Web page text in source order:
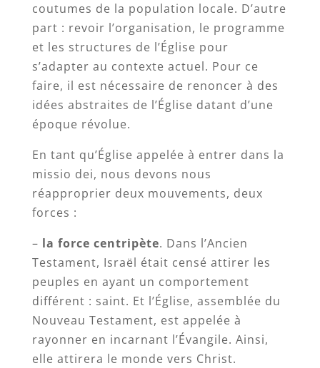
coutumes de la population locale. D’autre
part : revoir l’organisation, le programme
et les structures de l’Église pour
s’adapter au contexte actuel. Pour ce
faire, il est nécessaire de renoncer à des
idées abstraites de l’Église datant d’une
époque révolue.
En tant qu’Église appelée à entrer dans la
missio dei, nous devons nous
réapproprier deux mouvements, deux
forces :
– la force centripète. Dans l’Ancien
Testament, Israël était censé attirer les
peuples en ayant un comportement
différent : saint. Et l’Église, assemblée du
Nouveau Testament, est appelée à
rayonner en incarnant l’Évangile. Ainsi,
elle attirera le monde vers Christ.